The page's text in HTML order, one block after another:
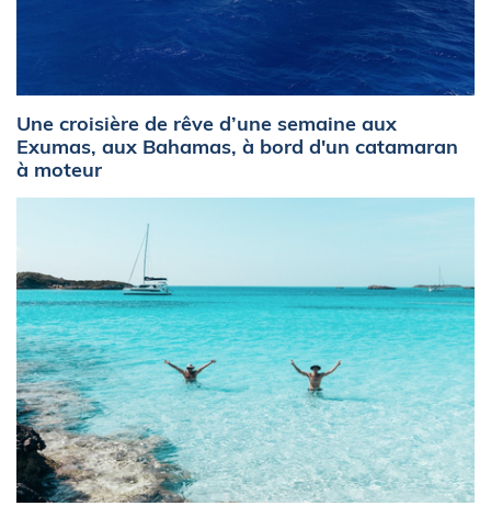
Une croisière de rêve d’une semaine aux
Exumas, aux Bahamas, à bord d'un catamaran
à moteur